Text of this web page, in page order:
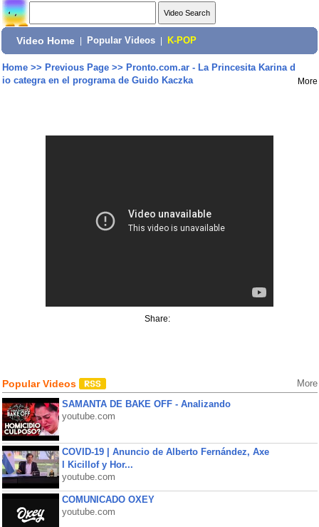
Video Home Popular Videos K-POP
Home>> Previous Page>> Pronto.com.ar - La Princesita Karina d
io categra en el programa de Guido Kaczka
More
Share:
Popular Videos More
SAMANTA DE BAKE OFF - Analizando
youtube.com
COVID-19 | Anuncio de Alberto Fernández, Axe
l Kicillof y Hor...
youtube.com
COMUNICADO OXEY
youtube.com